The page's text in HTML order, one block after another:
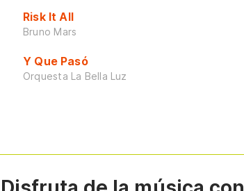
Risk It All
Bruno Mars
Y Que Pasó
Orquesta La Bella Luz